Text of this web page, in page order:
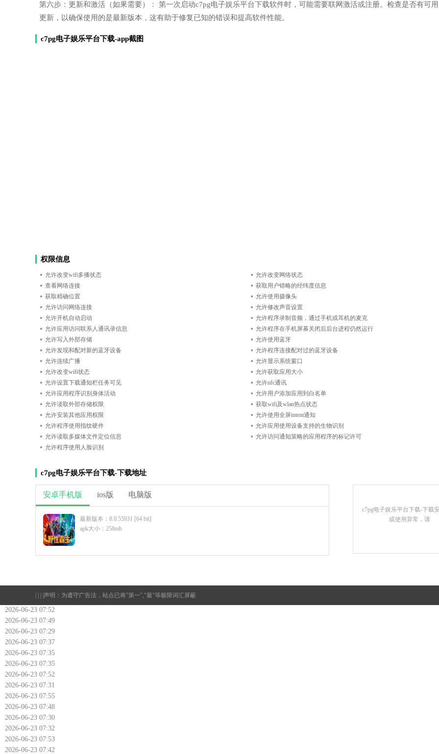
第六步：更新和激活（如果需要）： 第一次启动c7pg电子娱乐平台下载软件时，可能需要联网激活或注册。检查是否有可
更新，以确保使用的是最新版本，这有助于修复已知的错误和提高软件性能。
c7pg电子娱乐平台下载-app截图
权限信息
允许改变wifi多播状态
允许改变网络状态
查看网络连接
获取用户错略的经纬度信息
获取精确位置
允许使用摄像头
允许访问网络连接
允许修改声音设置
允许开机自动启动
允许程序录制音频，通过手机或耳机的麦克
允许应用访问联系人通讯录信息
允许程序在手机屏幕关闭后后台进程仍然运行
允许写入外部存储
允许使用蓝牙
允许发现和配对新的蓝牙设备
允许程序连接配对过的蓝牙设备
允许连续广播
允许显示系统窗口
允许改变wifi状态
允许获取应用大小
允许设置下载通知栏任务可见
允许nfc通讯
允许应用程序识别身体活动
允许用户添加应用到白名单
允许读取外部存储权限
获取wifi及wlan热点状态
允许安装其他应用权限
允许使用全屏intent通知
允许程序使用指纹硬件
允许应用使用设备支持的生物识别
允许读取多媒体文件定位信息
允许访问通知策略的应用程序的标记许可
允许程序使用人脸识别
c7pg电子娱乐平台下载-下载地址
安卓手机版 ios版 电脑版
最新版本：8.0.55931 [64 bit]
apk大小：258mb
c7pg电子娱乐平台下载-下载
或使用异常，请
声明：为遵守广告法，站点已将"第一","最"等极限词汇屏蔽
2026-06-23 07:52
2026-06-23 07:49
2026-06-23 07:29
2026-06-23 07:37
2026-06-23 07:35
2026-06-23 07:35
2026-06-23 07:52
2026-06-23 07:31
2026-06-23 07:55
2026-06-23 07:48
2026-06-23 07:30
2026-06-23 07:32
2026-06-23 07:53
2026-06-23 07:42